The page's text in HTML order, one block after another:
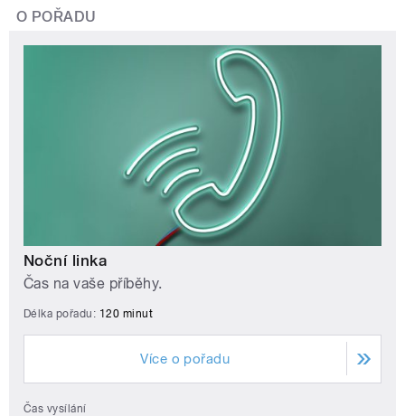
O POŘADU
Noční linka
Čas na vaše příběhy.
Délka pořadu: 120 minut
Více o pořadu
Čas vysílání